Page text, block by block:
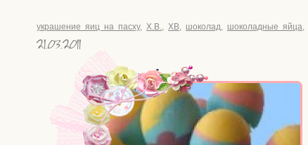
украшение яиц на пасху, Х.В., ХВ, шоколад, шоколадные яйца,
21.03.2011